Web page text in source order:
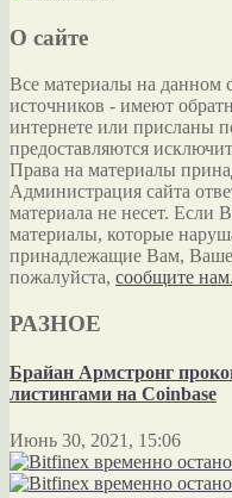
О сайте
Все материалы на данном
источников - имеют
интернете или присланы
предоставляются
Права на материалы
Администрация сайта
материала не несет. Если
материалы, которые
принадлежащие Вам,
пожалуйста, сообщите нам.
РАЗНОЕ
Брайан Армстронг
листингами на Coinbase
Июнь 30, 2021, 15:06